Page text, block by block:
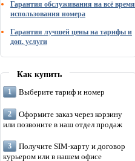
Гарантия обслуживания на всё время
использования номера
Гарантия лучшей цены на тарифы и
доп. услуги
Как купить
Выберите тариф и номер
Оформите заказ через корзину
или позвоните в наш отдел продаж
Получите SIM-карту и договор
курьером или в нашем офисе